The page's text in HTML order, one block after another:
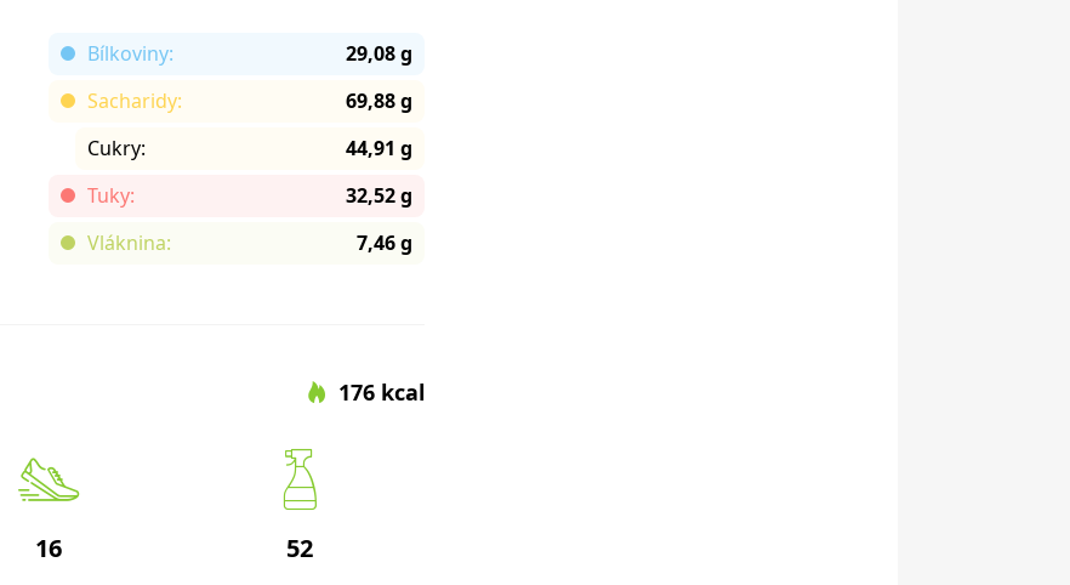
Bílkoviny:
29,08 g
Sacharidy:
69,88 g
Cukry:
44,91 g
Tuky:
32,52 g
Vláknina:
7,46 g
176 kcal
16 52